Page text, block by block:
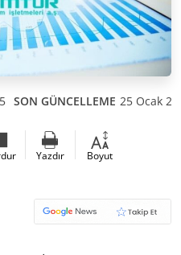
SON GÜNCELLEME 25 Ocak
Yazdır Boyut